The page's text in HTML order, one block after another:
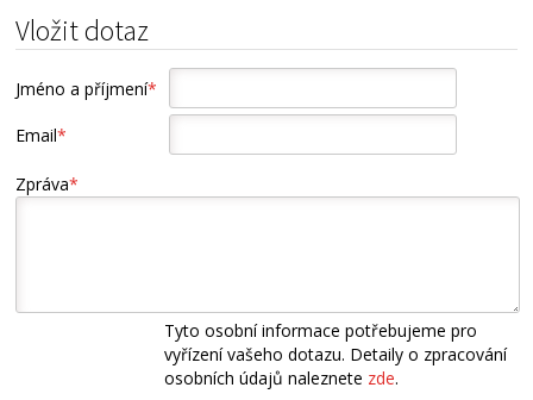
Vložit dotaz
Jméno a příjmení*
Email*
Zpráva*
Tyto osobní informace potřebujeme pro
vyřízení vašeho dotazu. Detaily o zpracování
osobních údajů naleznete zde.